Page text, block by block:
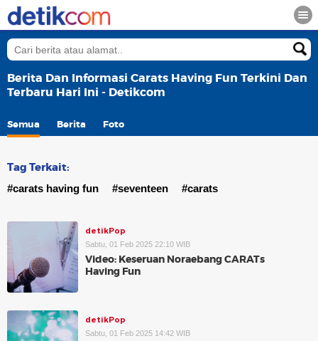
Berita Dan Informasi Carats Having Fun Terkini Dan
Terbaru Hari Ini - Detikcom
Semua Berita Foto
Tag Terkait:
#carats having fun #seventeen #carats
detikPop
Sabtu, 01 Feb 2025 22:10 WIB
Video: Keseruan Noraebang CARATs
Having Fun
detikPop
Sabtu, 01 Feb 2025 14:42 WIB